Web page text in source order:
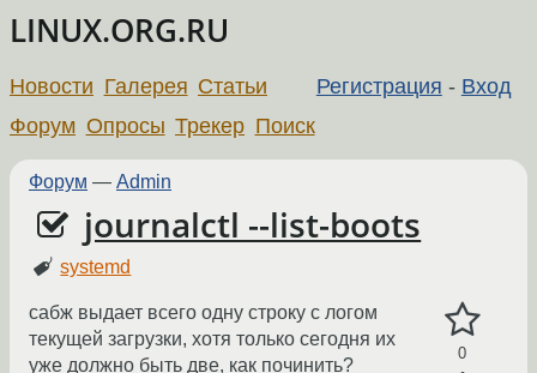
LINUX.ORG.RU
Регистрация - Вход
Новости Галерея Статьи
Форум Опросы Трекер Поиск
Форум — Admin
journalctl --list-boots
systemd
0
сабж выдает всего одну строку с логом
текущей загрузки, хотя только сегодня их
уже должно быть две, как починить?